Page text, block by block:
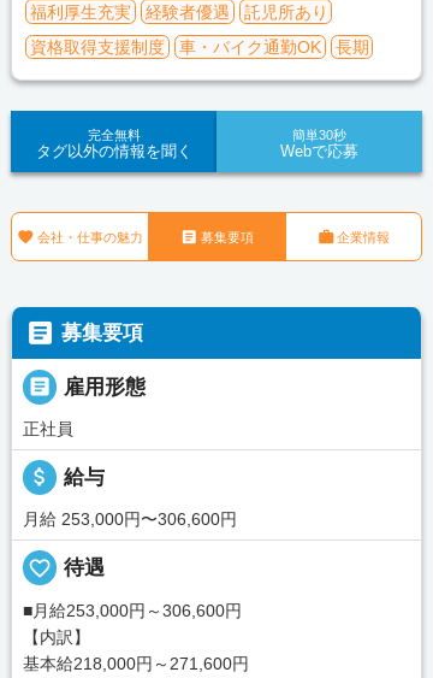
福利厚生充実
経験者優遇
託児所あり
資格取得支援制度
車・バイク通勤OK 長期
完全無料
タグ以外の情報を聞く
簡単30秒
Webで応募
 会社・仕事の魅力  募集要項 企業情報
 募集要項
 雇用形態
正社員
attach_money 給与
月給 253,000円〜306,600円
favorite_border 待遇
■月給253,000円～306,600円
【内訳】
基本給218,000円～271,600円